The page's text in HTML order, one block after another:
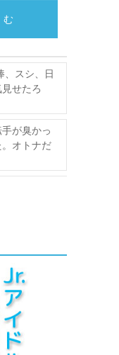
、スシ、日
せたろ
が臭かっ
オトナだ